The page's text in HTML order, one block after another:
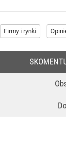
Firmy i rynki